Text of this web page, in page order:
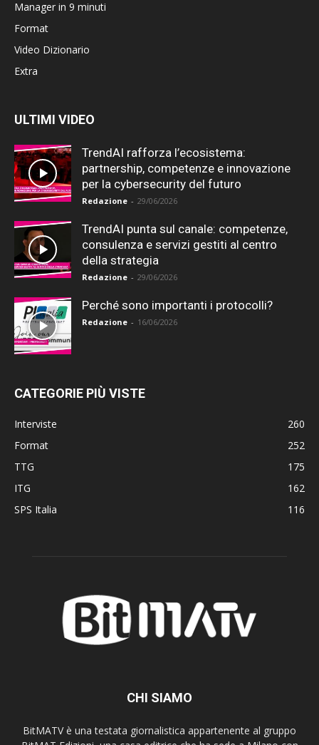
Manager in 9 minuti
Format
Video Dizionario
Extra
ULTIMI VIDEO
TrendAI rafforza l’ecosistema:
partnership, competenze e innovazione
per la cybersecurity del futuro
Redazione - 29/06/2026
TrendAI punta sul canale: competenze,
consulenza e servizi gestiti al centro
della strategia
Redazione - 29/06/2026
Perché sono importanti i protocolli?
Redazione - 16/06/2026
CATEGORIE PIÙ VISTE
Interviste
260
Format
252
TTG
175
ITG
162
SPS Italia
116
CHI SIAMO
BitMATV è una testata giornalistica appartenente al gruppo